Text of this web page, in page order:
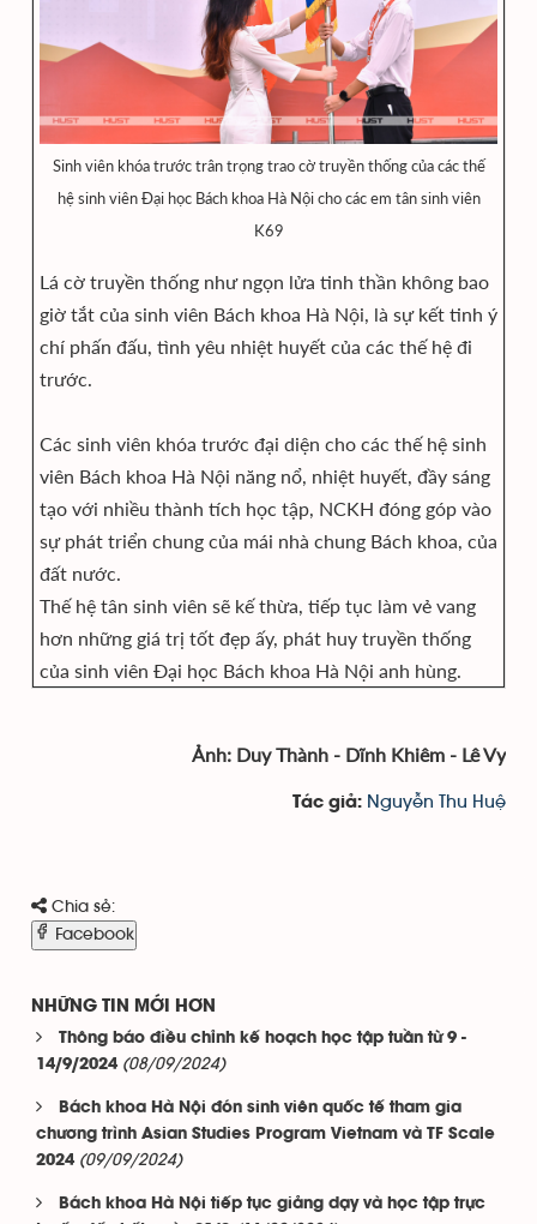
Sinh viên khóa trước trân trọng trao cờ truyền thống của các thế
hệ sinh viên Đại học Bách khoa Hà Nội cho các em tân sinh viên
K69
Lá cờ truyền thống như ngọn lửa tinh thần không bao
giờ tắt của sinh viên Bách khoa Hà Nội, là sự kết tinh ý
chí phấn đấu, tình yêu nhiệt huyết của các thế hệ đi
trước.
Các sinh viên khóa trước đại diện cho các thế hệ sinh
viên Bách khoa Hà Nội năng nổ, nhiệt huyết, đầy sáng
tạo với nhiều thành tích học tập, NCKH đóng góp vào
sự phát triển chung của mái nhà chung Bách khoa, của
đất nước.
Thế hệ tân sinh viên sẽ kế thừa, tiếp tục làm vẻ vang
hơn những giá trị tốt đẹp ấy, phát huy truyền thống
của sinh viên Đại học Bách khoa Hà Nội anh hùng.
Ảnh: Duy Thành - Dĩnh Khiêm - Lê Vy
Tác giả: Nguyễn Thu Huệ
Chia sẻ:
Facebook
NHỮNG TIN MỚI HƠN
Thông báo điều chỉnh kế hoạch học tập tuần từ 9 -
14/9/2024 (08/09/2024)
Bách khoa Hà Nội đón sinh viên quốc tế tham gia
chương trình Asian Studies Program Vietnam và TF Scale
2024 (09/09/2024)
Bách khoa Hà Nội tiếp tục giảng dạy và học tập trực